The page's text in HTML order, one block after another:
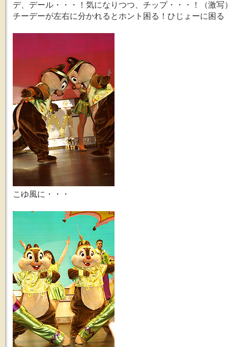
デ、デール・・・！気になりつつ、チップ・・・！（激写
チーデーが左右に分かれるとホント困る！ひじょーに困る
こゆ風に・・・